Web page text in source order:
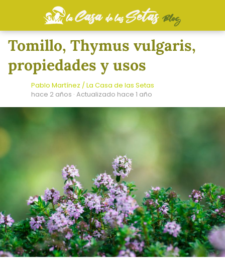
Tomillo, Thymus vulgaris,
propiedades y usos
Pablo Martínez / La Casa de las Setas
hace 2 años · Actualizado hace 1 año